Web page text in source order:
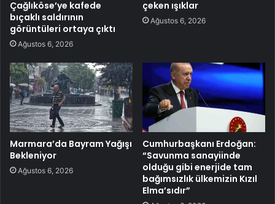
Çağlıköse’ye kafede
bıçaklı saldırının
görüntüleri ortaya çıktı
Ağustos 6, 2026
çeken ışıklar
Ağustos 6, 2026
Marmara’da Bayram Yağışı
Bekleniyor
Ağustos 6, 2026
Cumhurbaşkanı Erdoğan:
“Savunma sanayiinde
olduğu gibi enerjide tam
bağımsızlık ülkemizin Kızıl
Elma’sıdır”